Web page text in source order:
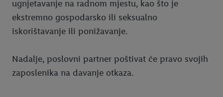
ugnjetavanje na radnom mjestu, kao što je
ekstremno gospodarsko ili seksualno
iskorištavanje ili ponižavanje.
Nadalje, poslovni partner poštivat će pravo svojih
zaposlenika na davanje otkaza.